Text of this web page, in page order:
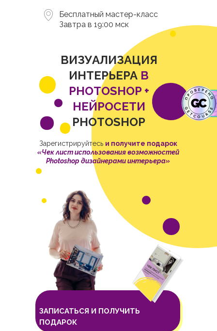
Бесплатный мастер-класс
Зарегистрируйтесь и получите подарок
«Чек лист использования возможностей
Photoshop дизайнерами интерьера»
ЗАПИСАТЬСЯ И ПОЛУЧИТЬ
ПОДАРОК
ВИЗУАЛИЗАЦИЯ
ИНТЕРЬЕРА В
PHOTOSHOP +
НЕЙРОСЕТИ
PHOTOSHOP
Завтра в 19:00 мск